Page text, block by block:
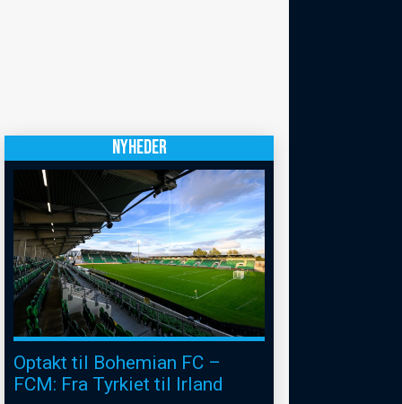
NYHEDER
Optakt til Bohemian FC –
FCM: Fra Tyrkiet til Irland